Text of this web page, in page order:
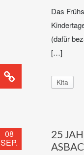
Das
(dafür
[…]
Kita
08
SEP.
25